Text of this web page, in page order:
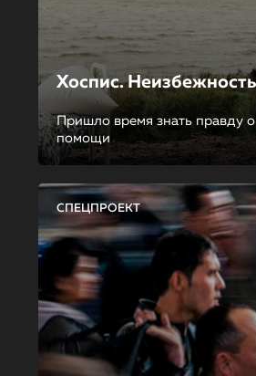
Хоспис.
Пришло время знать правду
помощи
СПЕЦПРОЕКТ